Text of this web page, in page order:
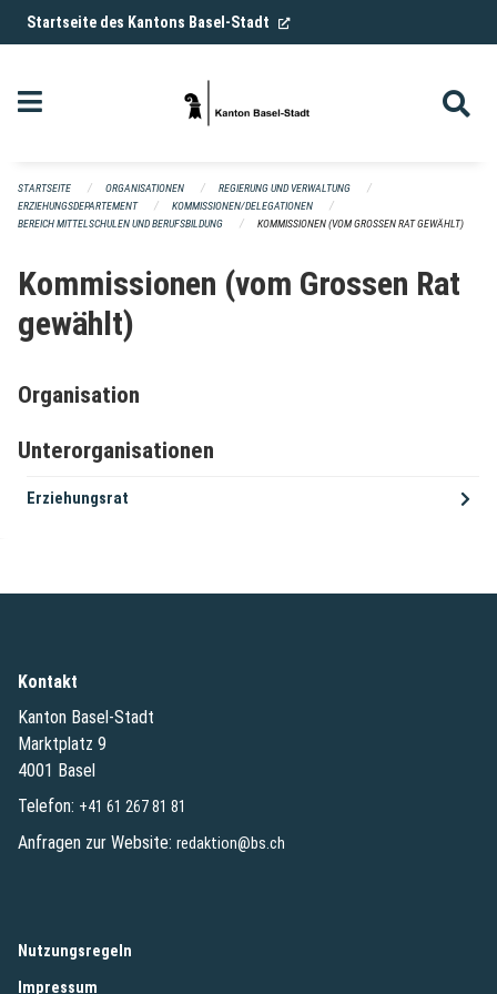
Navigation überspringen
Startseite des Kantons Basel-Stadt (External Link)
STARTSEITE ORGANISATIONEN
REGIERUNG UND VERWALTUNG
ERZIEHUNGSDEPARTEMENT
KOMMISSIONEN/DELEGATIONEN
BEREICH MITTELSCHULEN UND BERUFSBILDUNG
KOMMISSIONEN (VOM GROSSEN RAT GEWÄHLT)
Kommissionen (vom Grossen Rat
gewählt)
Organisation
Unterorganisationen
Erziehungsrat
Kontakt
Kanton Basel-Stadt
Marktplatz 9
4001 Basel
Telefon: +41 61 267 81 81
Anfragen zur Website: redaktion@bs.ch
Nutzungsregeln
Impressum